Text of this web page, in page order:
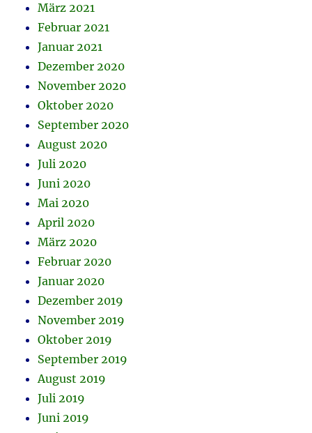
März 2021
Februar 2021
Januar 2021
Dezember 2020
November 2020
Oktober 2020
September 2020
August 2020
Juli 2020
Juni 2020
Mai 2020
April 2020
März 2020
Februar 2020
Januar 2020
Dezember 2019
November 2019
Oktober 2019
September 2019
August 2019
Juli 2019
Juni 2019